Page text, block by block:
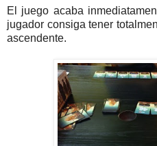
El juego acaba
jugador consiga tener
ascendente.